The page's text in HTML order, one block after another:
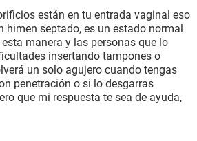
están en tu entrada vaginal eso
himen septado, es un estado normal
manera y las personas que lo
insertando tampones o
un solo agujero cuando tengas
penetración o si lo desgarras
que mi respuesta te sea de ayuda,